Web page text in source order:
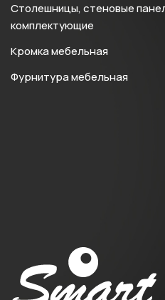
Столешницы, стеновые
комплектующие
Кромка мебельная
Фурнитура мебельная